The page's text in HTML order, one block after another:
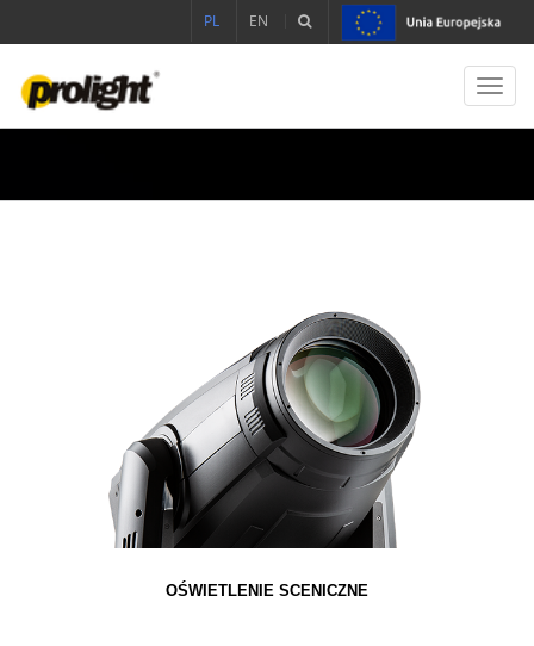
PL EN
OŚWIETLENIE SCENICZNE